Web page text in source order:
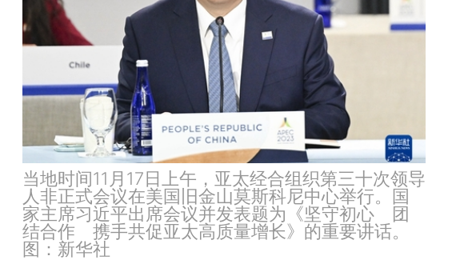
当地时间11月17日上午，亚太经合组织第三十次领导
人非正式会议在美国旧金山莫斯科尼中心举行。国
家主席习近平出席会议并发表题为《坚守初心 团
结合作 携手共促亚太高质量增长》的重要讲话。
图：新华社